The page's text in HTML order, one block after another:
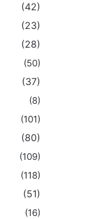
(42)
(23)
(28)
(50)
(37)
(8)
(101)
(80)
(109)
(118)
(51)
(16)